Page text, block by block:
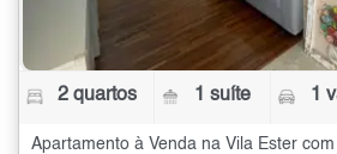
2 quartos 1 suíte 1
Apartamento à Venda na Vila Ester